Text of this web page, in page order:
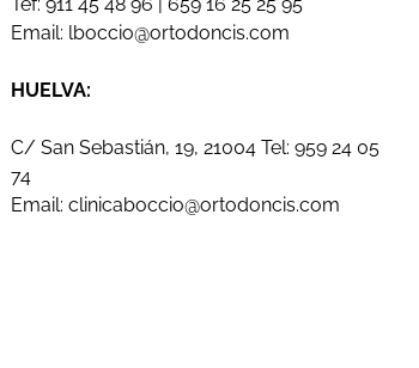
Email: lboccio@ortodoncis.com
HUELVA:
C/ San Sebastián, 19, 21004 Tel: 959 24 05
74
Email: clinicaboccio@ortodoncis.com